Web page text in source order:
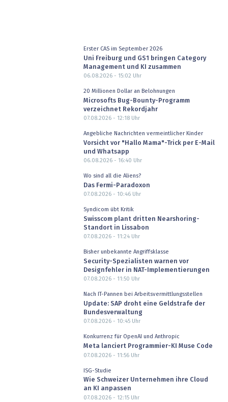
Erster CAS im September 2026
Uni Freiburg und GS1 bringen Category
Management und KI zusammen
06.08.2026 - 15:02 Uhr
20 Millionen Dollar an Belohnungen
Microsofts Bug-Bounty-Programm
verzeichnet Rekordjahr
07.08.2026 - 12:18Uhr
Angebliche Nachrichten vermeintlicher Kinder
Vorsicht vor "Hallo Mama"-Trick per E-Mail
und Whatsapp
06.08.2026 - 16:40 Uhr
Wo sind all die Aliens?
Das Fermi-Paradoxon
07.08.2026 - 10:46Uhr
Syndicom übt Kritik
Swisscom plant dritten Nearshoring-
Standort in Lissabon
07.08.2026 - 11:24Uhr
Bisher unbekannte Angriffsklasse
Security-Spezialisten warnen vor
Designfehler in NAT-Implementierungen
07.08.2026 - 11:50 Uhr
Nach IT-Pannen bei Arbeitsvermittlungsstellen
Update: SAP droht eine Geldstrafe der
Bundesverwaltung
07.08.2026 - 10:45Uhr
Konkurrenz für OpenAI und Anthropic
Meta lanciert Programmier-KI Muse Code
07.08.2026 - 11:56Uhr
ISG-Studie
Wie Schweizer Unternehmen ihre Cloud
an KI anpassen
07.08.2026 - 12:15Uhr